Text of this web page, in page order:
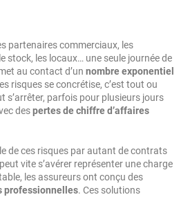
partenaires commerciaux, les
stock, les locaux… une seule journée de
au contact d’un nombre exponentiel
risques se concrétise, c’est tout ou
s’arrêter, parfois pour plusieurs jours
despertes de chiffre d’affaires
de ces risques par autant de contrats
vite s’avérer représenter une charge
les assureurs ont conçu des
professionnelles. Ces solutions